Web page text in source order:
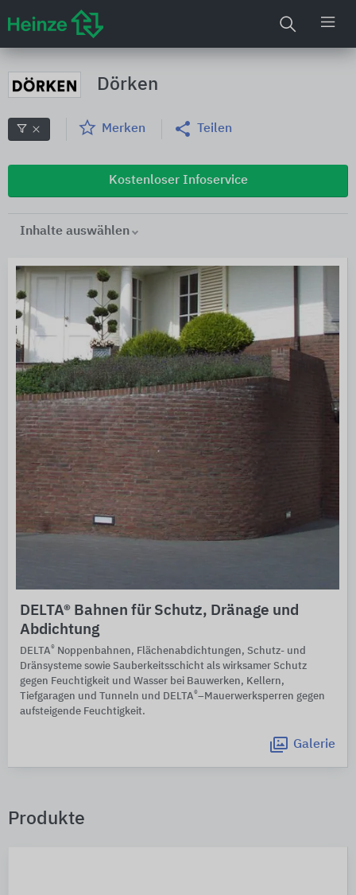
Dörken
Merken Teilen
Kostenloser Infoservice
Inhalte auswählen
DELTA® Bahnen für Schutz, Dränage und
Abdichtung
DELTA® Noppenbahnen, Flächenabdichtungen, Schutz- und
Dränsysteme sowie Sauberkeitsschicht als wirksamer Schutz
gegen Feuchtigkeit und Wasser bei Bauwerken, Kellern,
Tiefgaragen und Tunneln und DELTA®–Mauerwerksperren gegen
aufsteigende Feuchtigkeit.
Galerie
Produkte